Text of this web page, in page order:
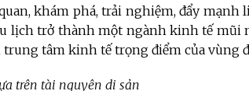
khám phá, trải nghiệm, đẩy mạnh
lịch trở thành một ngành kinh tế mũi
tâm kinh tế trọng điểm của vùng
trên tài nguyên di sản